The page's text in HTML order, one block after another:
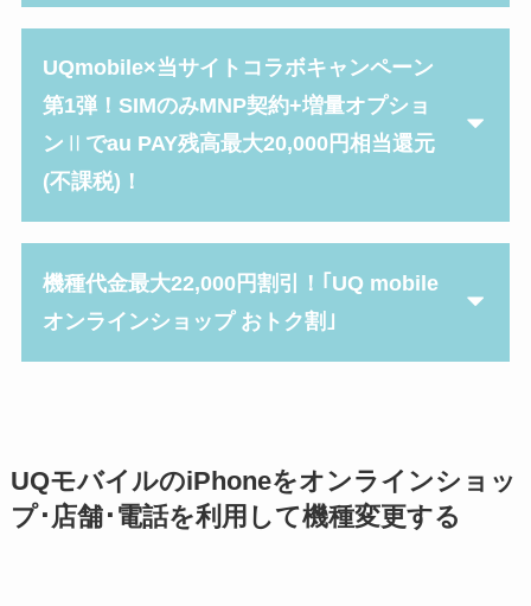
UQmobile×当サイトコラボキャンペーン
第1弾！SIMのみMNP契約+増量オプショ
ン
でau PAY残高最大20,000円相当還元
(不課税)！
機種代金最大22,000円割引！｢UQ mobile
オンラインショップ おトク割｣
UQモバイルのiPhoneをオンラインショッ
プ･店舗･電話を利用して機種変更する